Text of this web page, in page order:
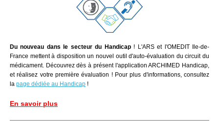
Du nouveau dans le secteur du Handicap! L'ARS et l'OMEDIT Ile-de-
France mettent à disposition un nouvel outil d'auto-évaluation du circuit du
médicament. Découvrez dès à présent l'application ARCHIMED Handicap,
et réalisez votre première évaluation ! Pour plus d'informations, consultez
la page dédiée au Handicap !
En savoir plus